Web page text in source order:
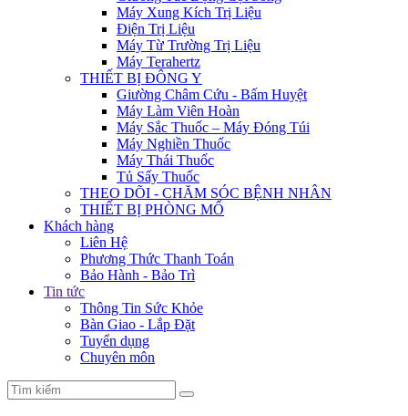
Máy Xung Kích Trị Liệu
Điện Trị Liệu
Máy Từ Trường Trị Liệu
Máy Terahertz
THIẾT BỊ ĐÔNG Y
Giường Châm Cứu - Bấm Huyệt
Máy Làm Viên Hoàn
Máy Sắc Thuốc – Máy Đóng Túi
Máy Nghiền Thuốc
Máy Thái Thuốc
Tủ Sấy Thuốc
THEO DÕI - CHĂM SÓC BỆNH NHÂN
THIẾT BỊ PHÒNG MỔ
Khách hàng
Liên Hệ
Phương Thức Thanh Toán
Bảo Hành - Bảo Trì
Tin tức
Thông Tin Sức Khỏe
Bàn Giao - Lắp Đặt
Tuyển dụng
Chuyên môn